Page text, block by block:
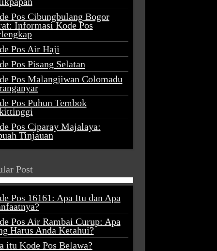
Pos Cibungbulang Bogor
Informasi Kode Pos
Pos Air Haji
Pos Pisang Selatan
Pos Malangjiwan Colomadu
Pos Puhun Tembok
Pos Ciparay Majalaya:
Tinjauan
Post
Pos 16161: Apa Itu dan Apa
Pos Air Rambai Curup: Apa
Harus Anda Ketahui?
itu Kode Pos Belawa?